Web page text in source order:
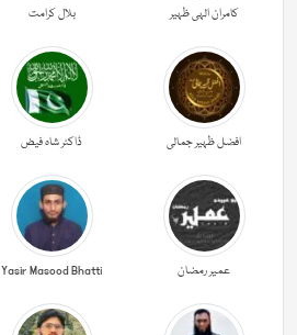
کامران الہی ظہیر بلال کرامت
افضل ظہیر جمالی ڈاکٹر شاہ فیض
عمیر رمضان Yasir Masood Bhatti